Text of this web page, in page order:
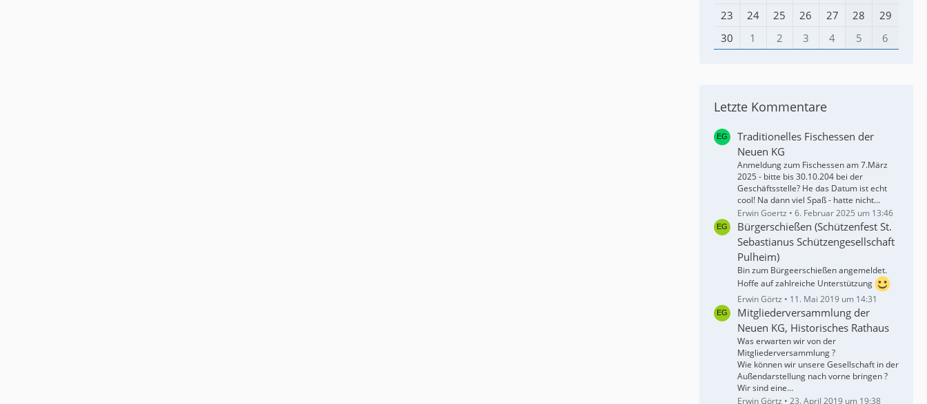
23
24 25 26 27 28
29
30
1 2 3 4 5 6
Letzte Kommentare
Traditionelles Fischessen der
Neuen KG
Anmeldung zum Fischessen am 7.März
2025 - bitte bis 30.10.204 bei der
Geschäftsstelle? He das Datum ist echt
cool! Na dann viel Spaß - hatte nicht…
Erwin Goertz
6. Februar 2025 um 13:46
Bürgerschießen (Schützenfest St.
Sebastianus Schützengesellschaft
Pulheim)
Bin zum Bürgeerschießen angemeldet.
Hoffe auf zahlreiche Unterstützung
Erwin Görtz
11. Mai 2019 um 14:31
Mitgliederversammlung der
Neuen KG, Historisches Rathaus
Was erwarten wir von der
Mitgliederversammlung ?
Wie können wir unsere Gesellschaft in der
Außendarstellung nach vorne bringen ?
Wir sind eine…
Erwin Görtz
23. April 2019 um 19:38